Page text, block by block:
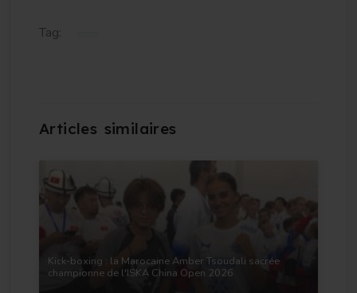
Tag:
Kick-boxing : la Marocaine Amber Tsoudali sacrée
championne de l'ISKA China Open 2026